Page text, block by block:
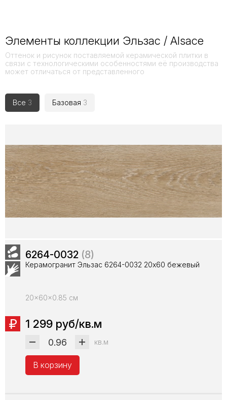
Элементы коллекции Эльзас / Alsace
Оттенок и рисунок поставляемой керамической плитки в
связи с технологическими особенностями её производства
может отличаться от представленного
Все 3 Базовая 3
6264-0032 (8)
Керамогранит Эльзас 6264-0032 20x60 бежевый
20x60x0.85 см
1 299 руб/кв.м
кв.м
В корзину